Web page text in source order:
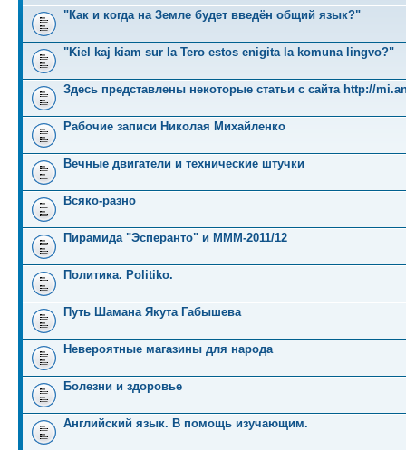
"Как и когда на Земле будет введён общий язык?"
"Kiel kaj kiam sur la Tero estos enigita la komuna lingvo?"
Здесь представлены некоторые статьи с сайта http://
Рабочие записи Николая Михайленко
Вечные двигатели и технические штучки
Всяко-разно
Пирамида "Эсперанто" и MMM-2011/12
Политика. Politiko.
Путь Шамана Якута Габышева
Невероятные магазины для народа
Болезни и здоровье
Английский язык. В помощь изучающим.